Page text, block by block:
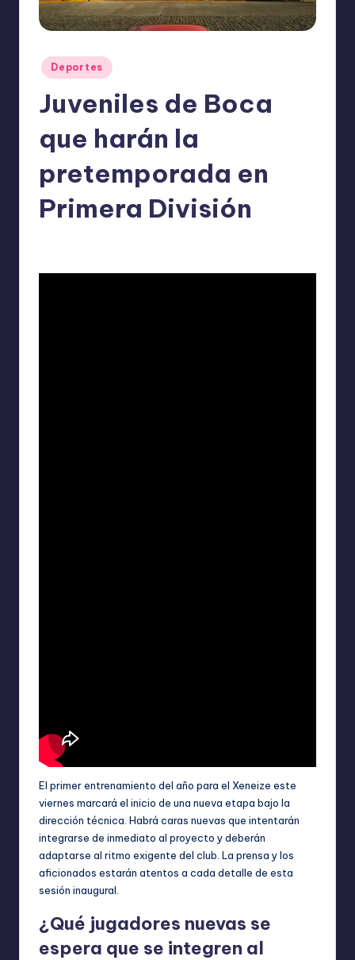
Publicado
en
Deportes
Juveniles de Boca
que harán la
pretemporada en
Primera División
El primer entrenamiento del año para el Xeneize este
viernes marcará el inicio de una nueva etapa bajo la
dirección técnica. Habrá caras nuevas que intentarán
integrarse de inmediato al proyecto y deberán
adaptarse al ritmo exigente del club. La prensa y los
aficionados estarán atentos a cada detalle de esta
sesión inaugural.
¿Qué jugadores nuevas se
espera que se integren al